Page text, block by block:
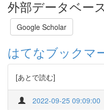
外部データベー
Google Scholar
はてなブックマ
[あとで読む]
2022-09-25 09:09:00